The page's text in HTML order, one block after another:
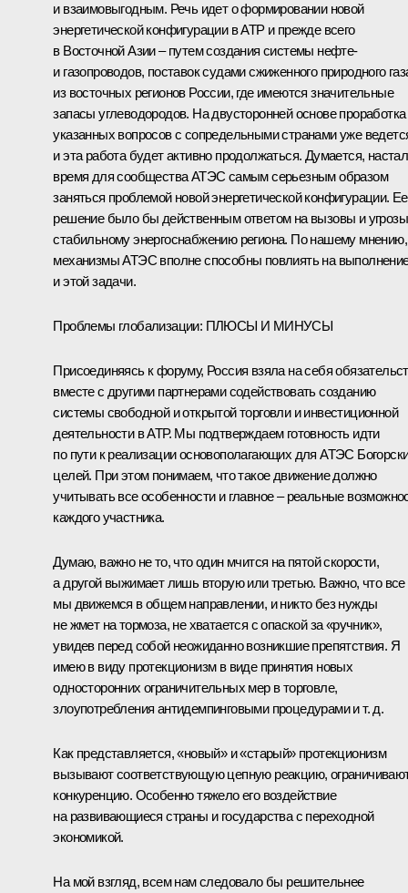
и взаимовыгодным. Речь идет о формировании новой
энергетической конфигурации в АТР и прежде всего
в Восточной Азии – путем создания системы нефте-
и газопроводов, поставок судами сжиженного природного
из восточных регионов России, где имеются значительные
запасы углеводородов. На двусторонней основе проработка
указанных вопросов с сопредельными странами уже
и эта работа будет активно продолжаться. Думается,
время для сообщества АТЭС самым серьезным образом
заняться проблемой новой энергетической конфигурации. Ее
решение было бы действенным ответом на вызовы и угрозы
стабильному энергоснабжению региона. По нашему мнению,
механизмы АТЭС вполне способны повлиять на
и этой задачи.
Проблемы глобализации: ПЛЮСЫ И МИНУСЫ
Присоединяясь к форуму, Россия взяла на себя
вместе с другими партнерами содействовать созданию
системы свободной и открытой торговли и инвестиционной
деятельности в АТР. Мы подтверждаем готовность идти
по пути к реализации основополагающих для АТЭС
целей. При этом понимаем, что такое движение должно
учитывать все особенности и главное – реальные
каждого участника.
Думаю, важно не то, что один мчится на пятой скорости,
а другой выжимает лишь вторую или третью. Важно, что все
мы движемся в общем направлении, и никто без нужды
не жмет на тормоза, не хватается с опаской за «ручник»,
увидев перед собой неожиданно возникшие препятствия. Я
имею в виду протекционизм в виде принятия новых
односторонних ограничительных мер в торговле,
злоупотребления антидемпинговыми процедурами и т. д.
Как представляется, «новый» и «старый» протекционизм
вызывают соответствующую цепную реакцию,
конкуренцию. Особенно тяжело его воздействие
на развивающиеся страны и государства с переходной
экономикой.
На мой взгляд, всем нам следовало бы решительнее